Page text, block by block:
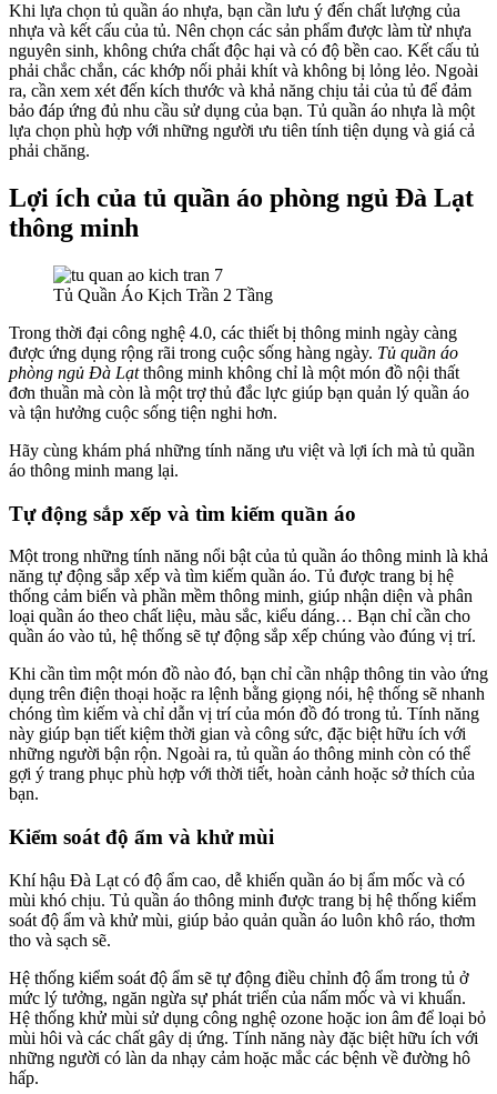
Khi lựa chọn tủ quần áo nhựa, bạn cần lưu ý đến chất lượng của
nhựa và kết cấu của tủ. Nên chọn các sản phẩm được làm từ nhựa
nguyên sinh, không chứa chất độc hại và có độ bền cao. Kết cấu tủ
phải chắc chắn, các khớp nối phải khít và không bị lỏng lẻo. Ngoài
ra, cần xem xét đến kích thước và khả năng chịu tải của tủ để đảm
bảo đáp ứng đủ nhu cầu sử dụng của bạn. Tủ quần áo nhựa là một
lựa chọn phù hợp với những người ưu tiên tính tiện dụng và giá cả
phải chăng.
Lợi ích của tủ quần áo phòng ngủ Đà Lạt
thông minh
Tủ Quần Áo Kịch Trần 2 Tầng
Trong thời đại công nghệ 4.0, các thiết bị thông minh ngày càng
được ứng dụng rộng rãi trong cuộc sống hàng ngày. Tủ quần áo
phòng ngủ Đà Lạtthông minh không chỉ là một món đồ nội thất
đơn thuần mà còn là một trợ thủ đắc lực giúp bạn quản lý quần áo
và tận hưởng cuộc sống tiện nghi hơn.
Hãy cùng khám phá những tính năng ưu việt và lợi ích mà tủ quần
áo thông minh mang lại.
Tự động sắp xếp và tìm kiếm quần áo
Một trong những tính năng nổi bật của tủ quần áo thông minh là khả
năng tự động sắp xếp và tìm kiếm quần áo. Tủ được trang bị hệ
thống cảm biến và phần mềm thông minh, giúp nhận diện và phân
loại quần áo theo chất liệu, màu sắc, kiểu dáng… Bạn chỉ cần cho
quần áo vào tủ, hệ thống sẽ tự động sắp xếp chúng vào đúng vị trí.
Khi cần tìm một món đồ nào đó, bạn chỉ cần nhập thông tin vào ứng
dụng trên điện thoại hoặc ra lệnh bằng giọng nói, hệ thống sẽ nhanh
chóng tìm kiếm và chỉ dẫn vị trí của món đồ đó trong tủ. Tính năng
này giúp bạn tiết kiệm thời gian và công sức, đặc biệt hữu ích với
những người bận rộn. Ngoài ra, tủ quần áo thông minh còn có thể
gợi ý trang phục phù hợp với thời tiết, hoàn cảnh hoặc sở thích của
bạn.
Kiểm soát độ ẩm và khử mùi
Khí hậu Đà Lạt có độ ẩm cao, dễ khiến quần áo bị ẩm mốc và có
mùi khó chịu. Tủ quần áo thông minh được trang bị hệ thống kiểm
soát độ ẩm và khử mùi, giúp bảo quản quần áo luôn khô ráo, thơm
tho và sạch sẽ.
Hệ thống kiểm soát độ ẩm sẽ tự động điều chỉnh độ ẩm trong tủ ở
mức lý tưởng, ngăn ngừa sự phát triển của nấm mốc và vi khuẩn.
Hệ thống khử mùi sử dụng công nghệ ozone hoặc ion âm để loại bỏ
mùi hôi và các chất gây dị ứng. Tính năng này đặc biệt hữu ích với
những người có làn da nhạy cảm hoặc mắc các bệnh về đường hô
hấp.